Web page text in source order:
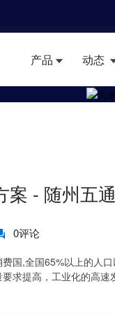
产品 动态
案 - 随州五
0评论
国,全国65%以上的人
求提高，工业化的高